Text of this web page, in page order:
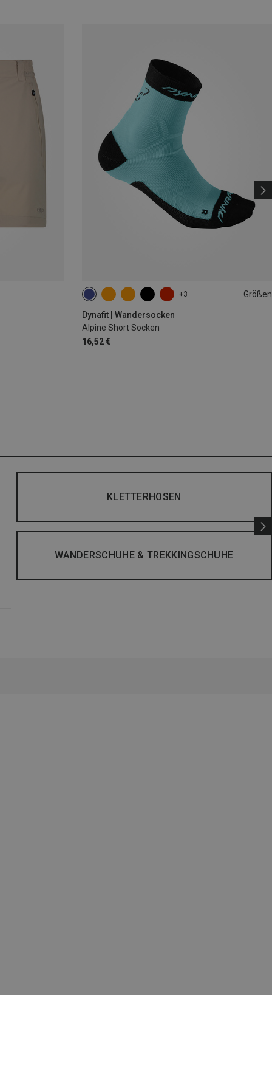
+3 Größen
Dynafit | Wandersocken
Alpine Short Socken
16,52 €
35|36|37|38 39|40|41|42
KLETTERHOSEN
WANDERSCHUHE & TREKKINGSCHUHE